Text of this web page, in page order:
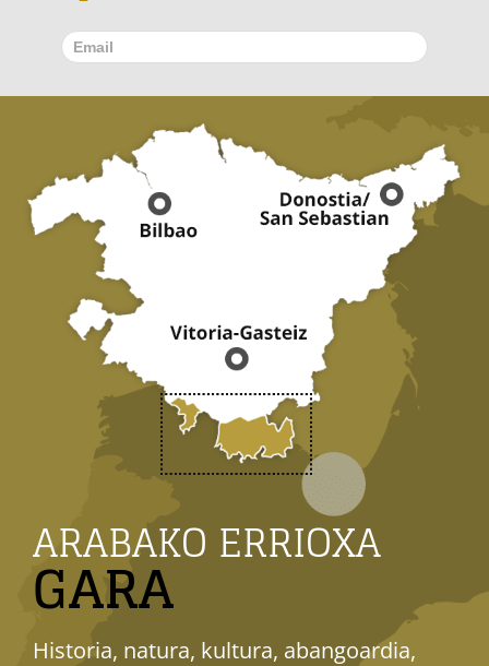
ARABAKO ERRIOXA
GARA
Historia, natura, kultura, abangoardia,